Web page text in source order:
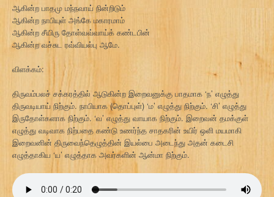
ஆகின்ற பாதமு மந்நவாய் நின்றிடும்
ஆகின்ற நாபியுள் அங்கே மகாரமாம்
ஆகின்ற சீயிரு தோள்வவ்வாய்க் கண்டபின்
ஆகின்ற வச்சுட ரவ்வியல்பு ஆமே.
விளக்கம்:
திருவம்பலச் சக்கரத்தில் ஆடுகின்ற இறைவனுக்கு பாதமாக ‘ந’ எழுத்து
திருவடியாய் நிற்கும். நாபியாக (தொப்புள்) ‘ம’ எழுத்து நிற்கும். ‘சி’ எழுத்து
இருதோள்களாக நிற்கும். ‘வ’ எழுத்து வாயாக நிற்கும். இறைவன் தமக்குள்
எழுத்து வடிவாக நிற்பதை கண்டு உணர்ந்த சாதகரின் உயிர் ஒளி மயமாகி
இறைவனின் திருவைந்தெழுத்தின் இயல்பை அடைந்து அதன் கடைசி
எழுத்தாகிய ‘ய’ எழுத்தாக அவர்களின் ஆன்மா நிற்கும்.